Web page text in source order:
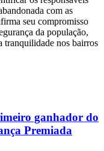
com as
seu compromisso
da população,
tranquilidade nos bairros
ganhador do
Premiada